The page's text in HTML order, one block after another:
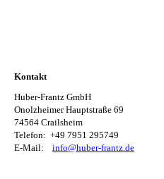
Kontakt
Huber-Frantz GmbH
Onolzheimer Hauptstraße 69
74564 Crailsheim
Telefon: +49 7951 295749
E-Mail: info@huber-frantz.de